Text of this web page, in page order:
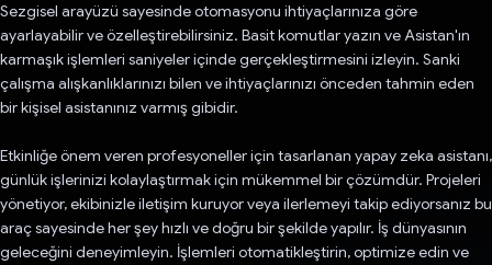
Sezgisel arayüzü sayesinde otomasyonu ihtiyaçlarınıza göre
ayarlayabilir ve özelleştirebilirsiniz. Basit komutlar yazın ve Asistan'ın
karmaşık işlemleri saniyeler içinde gerçekleştirmesini izleyin. Sanki
çalışma alışkanlıklarınızı bilen ve ihtiyaçlarınızı önceden tahmin eden
bir kişisel asistanınız varmış gibidir.
Etkinliğe önem veren profesyoneller için tasarlanan yapay zeka asistanı,
günlük işlerinizi kolaylaştırmak için mükemmel bir çözümdür. Projeleri
yönetiyor, ekibinizle iletişim kuruyor veya ilerlemeyi takip ediyorsanız bu
araç sayesinde her şey hızlı ve doğru bir şekilde yapılır. İş dünyasının
geleceğini deneyimleyin. İşlemleri otomatikleştirin, optimize edin ve